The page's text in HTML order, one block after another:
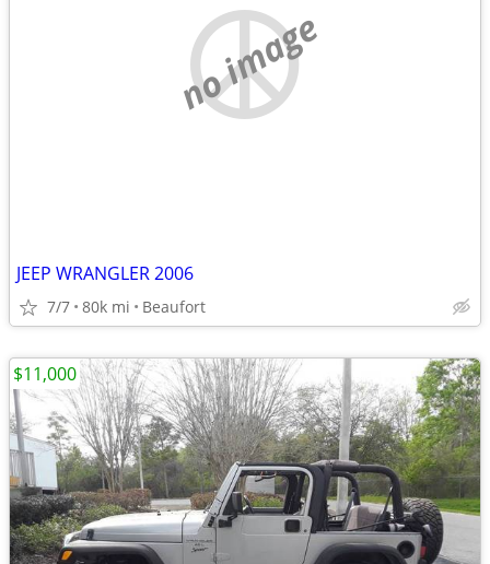
no image
JEEP WRANGLER 2006
7/7 80k mi Beaufort
$11,000